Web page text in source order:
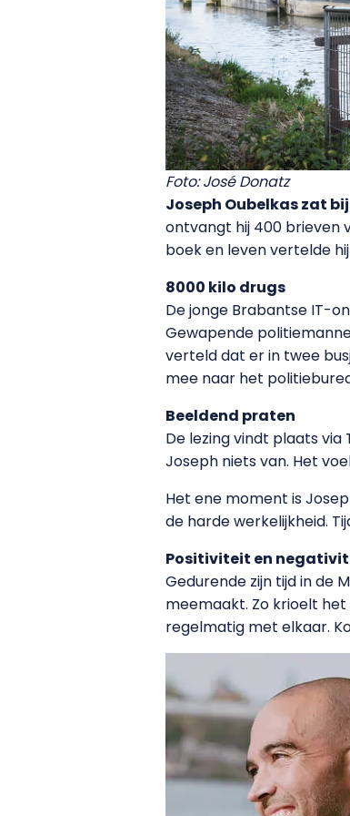
Foto: José Donatz
Joseph Oubelkas zat
ontvangt hij 400 brieven
boek en leven vertelde
8000 kilo drugs
De jonge Brabantse IT-
Gewapende
verteld dat er in twee
mee naar het
Beeldend praten
De lezing vindt plaats
Joseph niets van. Het
Het ene moment is
de harde werkelijkheid.
Positiviteit en
Gedurende zijn tijd in de
meemaakt. Zo krioelt
regelmatig met elkaar.